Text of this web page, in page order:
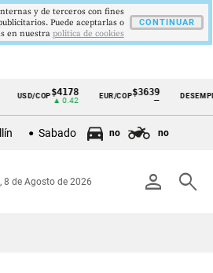
COP$4178
▲ 0.42
EUR/COP$3639
—
DESEMPLEO
▼
Sabado no no
person search
, 8 de Agosto de 2026
y de terceros con fines
Puede aceptarlas o
en nuestra politica de cookies
CONTINUAR